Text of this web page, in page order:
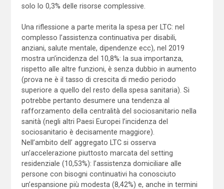
solo lo 0,3% delle risorse complessive.
Una riflessione a parte merita la spesa per LTC: nel
complesso l’assistenza continuativa per disabili,
anziani, salute mentale, dipendenze ecc), nel 2019
mostra un’incidenza del 10,8%: la sua importanza,
rispetto alle altre funzioni, è senza dubbio in aumento
(prova ne è il tasso di crescita di medio periodo
superiore a quello del resto della spesa sanitaria). Si
potrebbe pertanto desumere una tendenza al
rafforzamento della centralità del sociosanitario nella
sanità (negli altri Paesi Europei l’incidenza del
sociosanitario è decisamente maggiore).
Nell’ambito dell’ aggregato LTC si osserva
un’accelerazione piuttosto marcata del setting
residenziale (10,53%): l’assistenza domiciliare alle
persone con bisogni continuativi ha conosciuto
un’espansione più modesta (8,42%) e, anche in termini